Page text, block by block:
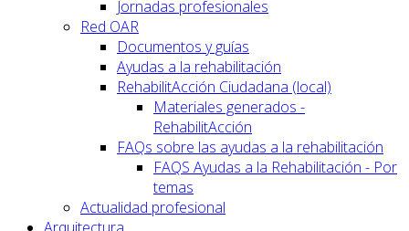
Jornadas profesionales
Red OAR
Documentos y guías
Ayudas a la rehabilitación
RehabilitAcción Ciudadana (local)
Materiales generados -
RehabilitAcción
FAQs sobre las ayudas a la rehabilitación
FAQS Ayudas a la Rehabilitación - Por
temas
Actualidad profesional